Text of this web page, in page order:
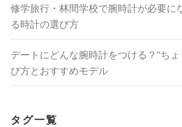
修学旅行・林間学校で腕時計が必要に
る時計の選び方
デートにどんな腕時計をつける？“ち
び方とおすすめモデル
タグ一覧